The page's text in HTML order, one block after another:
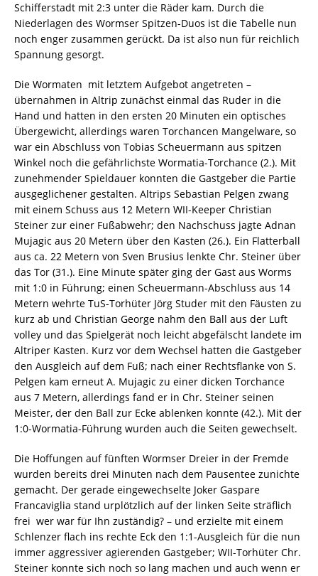
Schifferstadt mit 2:3 unter die Räder kam. Durch die
Niederlagen des Wormser Spitzen-Duos ist die Tabelle nun
noch enger zusammen gerückt. Da ist also nun für reichlich
Spannung gesorgt.
Die Wormaten  mit letztem Aufgebot angetreten –
übernahmen in Altrip zunächst einmal das Ruder in die
Hand und hatten in den ersten 20 Minuten ein optisches
Übergewicht, allerdings waren Torchancen Mangelware, so
war ein Abschluss von Tobias Scheuermann aus spitzen
Winkel noch die gefährlichste Wormatia-Torchance (2.). Mit
zunehmender Spieldauer konnten die Gastgeber die Partie
ausgeglichener gestalten. Altrips Sebastian Pelgen zwang
mit einem Schuss aus 12 Metern WII-Keeper Christian
Steiner zur einer Fußabwehr; den Nachschuss jagte Adnan
Mujagic aus 20 Metern über den Kasten (26.). Ein Flatterball
aus ca. 22 Metern von Sven Brusius lenkte Chr. Steiner über
das Tor (31.). Eine Minute später ging der Gast aus Worms
mit 1:0 in Führung; einen Scheuermann-Abschluss aus 14
Metern wehrte TuS-Torhüter Jörg Studer mit den Fäusten zu
kurz ab und Christian George nahm den Ball aus der Luft
volley und das Spielgerät noch leicht abgefälscht landete im
Altriper Kasten. Kurz vor dem Wechsel hatten die Gastgeber
den Ausgleich auf dem Fuß; nach einer Rechtsflanke von S.
Pelgen kam erneut A. Mujagic zu einer dicken Torchance
aus 7 Metern, allerdings fand er in Chr. Steiner seinen
Meister, der den Ball zur Ecke ablenken konnte (42.). Mit der
1:0-Wormatia-Führung wurden auch die Seiten gewechselt.
Die Hoffungen auf fünften Wormser Dreier in der Fremde
wurden bereits drei Minuten nach dem Pausentee zunichte
gemacht. Der gerade eingewechselte Joker Gaspare
Francaviglia stand urplötzlich auf der linken Seite sträflich
frei  wer war für Ihn zuständig? – und erzielte mit einem
Schlenzer flach ins rechte Eck den 1:1-Ausgleich für die nun
immer aggressiver agierenden Gastgeber; WII-Torhüter Chr.
Steiner konnte sich noch so lang machen und auch wenn er